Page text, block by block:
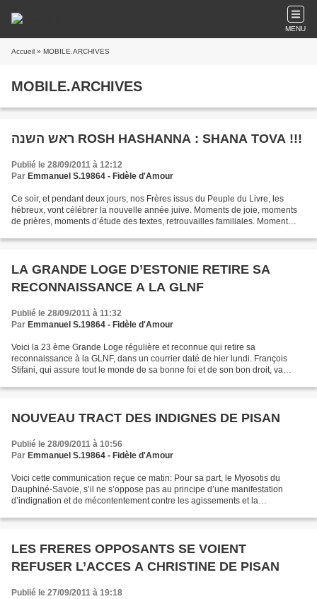
MENU
Accueil » MOBILE.ARCHIVES
MOBILE.ARCHIVES
ראש השנה ROSH HASHANNA : SHANA TOVA !!!
Publié le 28/09/2011 à 12:12
Par Emmanuel S.19864 - Fidèle d'Amour
Ce soir, et pendant deux jours, nos Frères issus du Peuple du Livre, les
hébreux, vont célébrer la nouvelle année juive. Moments de joie, moments
de prières, moments d’étude des textes, retrouvailles familiales. Moment
LA GRANDE LOGE D’ESTONIE RETIRE SA
RECONNAISSANCE A LA GLNF
Publié le 28/09/2011 à 11:32
Par Emmanuel S.19864 - Fidèle d'Amour
Voici la 23 ème Grande Loge régulière et reconnue qui retire sa
reconnaissance à la GLNF, dans un courrier daté de hier lundi. François
Stifani, qui assure tout le monde de sa bonne foi et de son bon droit, va
NOUVEAU TRACT DES INDIGNES DE PISAN
Publié le 28/09/2011 à 10:56
Par Emmanuel S.19864 - Fidèle d'Amour
Voici cette communication reçue ce matin: Pour sa part, le Myosotis du
Dauphiné-Savoie, s’il ne s’oppose pas au principe d’une manifestation
d’indignation et de mécontentement contre les agissements et la
LES FRERES OPPOSANTS SE VOIENT
REFUSER L’ACCES A CHRISTINE DE PISAN
Publié le 27/09/2011 à 19:18